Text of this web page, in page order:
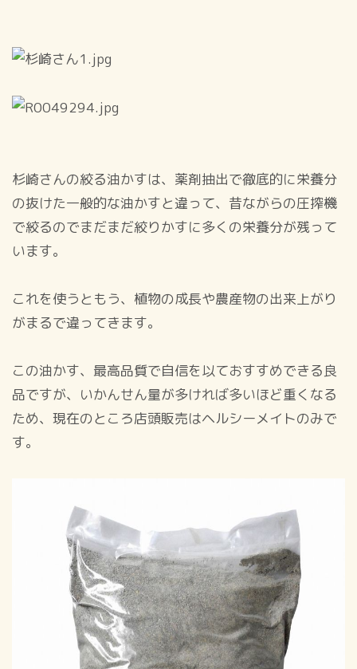
杉崎さんの絞る油かすは、薬剤抽出で徹底的に栄養分
の抜けた一般的な油かすと違って、昔ながらの圧搾機
で絞るのでまだまだ絞りかすに多くの栄養分が残って
います。
これを使うともう、植物の成長や農産物の出来上がり
がまるで違ってきます。
この油かす、最高品質で自信を以ておすすめできる良
品ですが、いかんせん量が多ければ多いほど重くなる
ため、現在のところ店頭販売はヘルシーメイトのみで
す。